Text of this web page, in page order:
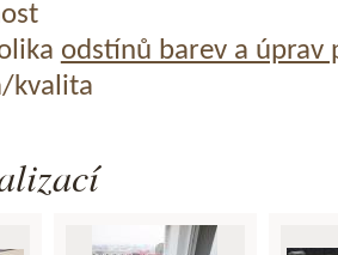
odstínů barev a úprav
kvalita